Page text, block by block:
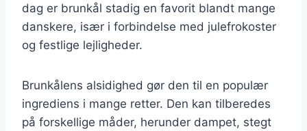
dag er brunkål stadig en favorit blandt mange
danskere, især i forbindelse med julefrokoster
og festlige lejligheder.
Brunkålens alsidighed gør den til en populær
ingrediens i mange retter. Den kan tilberedes
på forskellige måder, herunder dampet, stegt